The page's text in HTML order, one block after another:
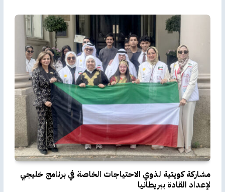
مشاركة كويتية لذوي الاحتياجات الخاصة في برنامج خليجي
لإعداد القادة ببريطانيا